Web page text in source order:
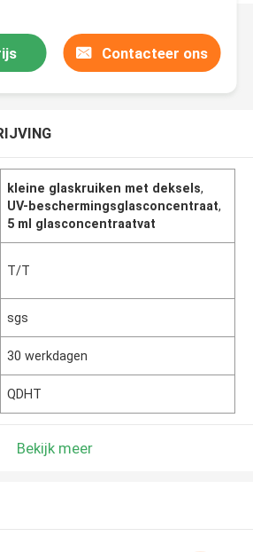
Contacteer ons
kleine glaskruiken met deksels,
UV-beschermingsglasconcentraat,
5 ml glasconcentraatvat
T/T
sgs
30 werkdagen
QDHT
Bekijk meer